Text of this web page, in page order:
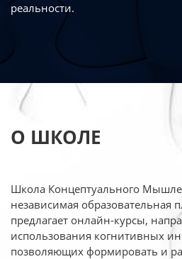
реальности.
О ШКОЛЕ
Школа Концептуального
независимая образовательная
предлагает онлайн-курсы,
использования когнитивных
позволяющих формировать и